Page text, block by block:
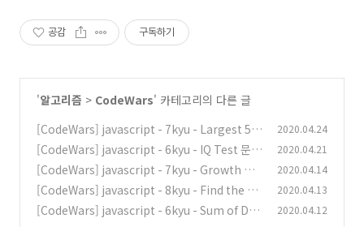
공감 구독하기
'알고리즘 > CodeWars' 카테고리의 다른 글
[CodeWars] javascript - 7kyu - Largest 5 d
igit number in a series 문제풀이
(0)
2020.04.24
[CodeWars] javascript - 6kyu - IQ Test 문제
풀이 (0)
2020.04.21
[CodeWars] javascript - 7kyu - Growth Of
Population 문제풀이 (0)
2020.04.14
[CodeWars] javascript - 8kyu - Find the fir
st non-consecutive number 문제풀이 (0)
2020.04.13
[CodeWars] javascript - 6kyu - Sum of Digi
2020.04.12